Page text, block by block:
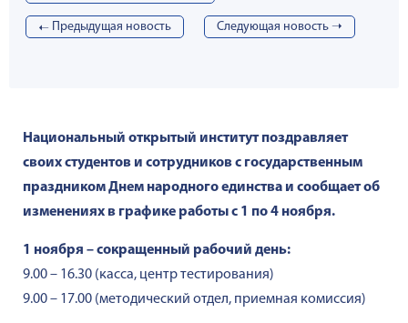
➝ Предыдущая новость Cледующая новость ➝
Национальный открытый институт поздравляет
своих студентов и сотрудников с государственным
праздником Днем народного единства и сообщает об
изменениях в графике работы с 1 по 4 ноября.
1 ноября – сокращенный рабочий день:
9.00 – 16.30 (касса, центр тестирования)
9.00 – 17.00 (методический отдел, приемная комиссия)